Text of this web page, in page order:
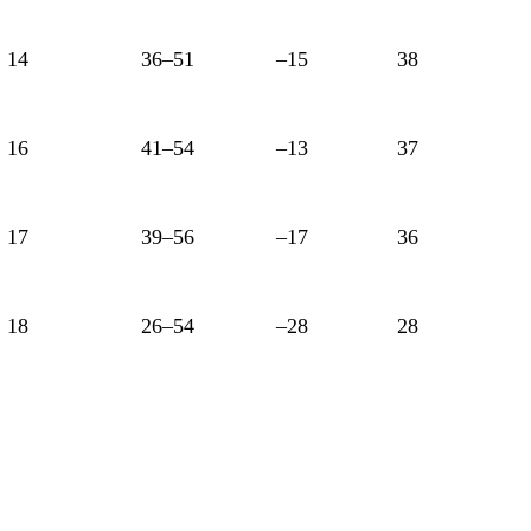
14 36–51 –15 38
16 41–54 –13 37
17 39–56 –17 36
18 26–54 –28 28